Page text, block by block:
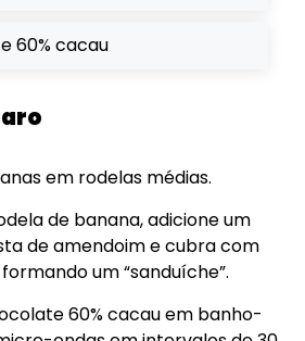
60% cacau
em rodelas médias.
de banana, adicione um
de amendoim e cubra com
um “sanduíche”.
60% cacau em banho-